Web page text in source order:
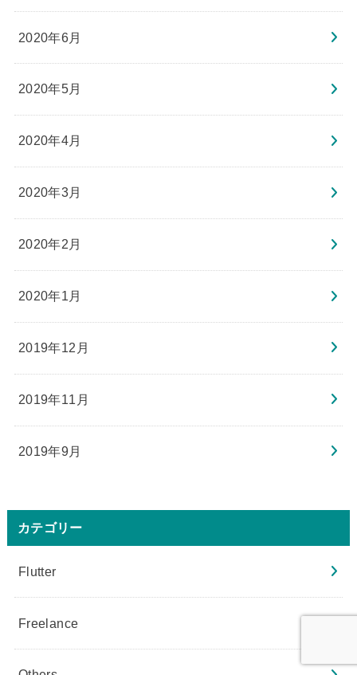
2020年6月
2020年5月
2020年4月
2020年3月
2020年2月
2020年1月
2019年12月
2019年11月
2019年9月
カテゴリー
Flutter
Freelance